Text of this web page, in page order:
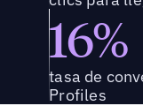
16%
tasa de
Profiles